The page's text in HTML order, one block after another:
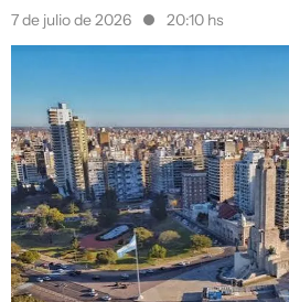
7 de julio de 2026 20:10 hs